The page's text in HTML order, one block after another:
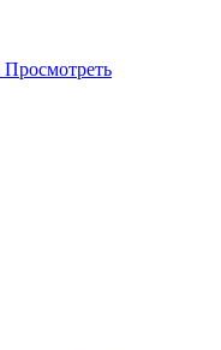
Просмотреть